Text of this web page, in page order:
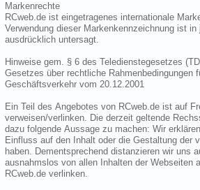
Markenrechte
RCweb.de ist eingetragenes internationale
Verwendung dieser Markenkennzeichnung ist in
ausdrücklich untersagt.
Hinweise gem. § 6 des Teledienstegesetzes
Gesetzes über rechtliche Rahmenbedingungen
Geschäftsverkehr vom 20.12.2001
Ein Teil des Angebotes von RCweb.de ist auf
verweisen/verlinken. Die derzeit geltende
dazu folgende Aussage zu machen: Wir
Einfluss auf den Inhalt oder die Gestaltung der
haben. Dementsprechend distanzieren wir uns
ausnahmslos von allen Inhalten der Webseiten
RCweb.de verlinken.